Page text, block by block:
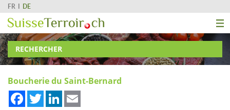
FR DE
RECHERCHER
Boucherie du Saint-Bernard
FacebookTwitterLinkedIn